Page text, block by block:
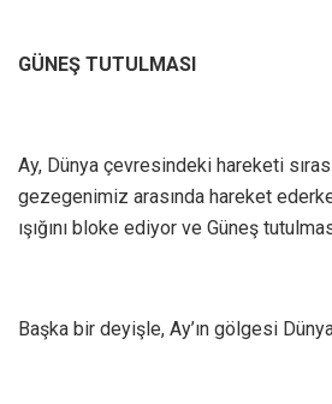
GÜNEŞ TUTULMASI
Ay, Dünya çevresindeki hareketi
gezegenimiz arasında hareket
ışığını bloke ediyor ve Güneş
Başka bir deyişle, Ay’ın gölgesi